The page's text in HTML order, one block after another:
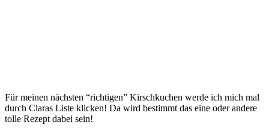
Für meinen nächsten “richtigen” Kirschkuchen werde ich mich mal
durch Claras Liste klicken! Da wird bestimmt das eine oder andere
tolle Rezept dabei sein!